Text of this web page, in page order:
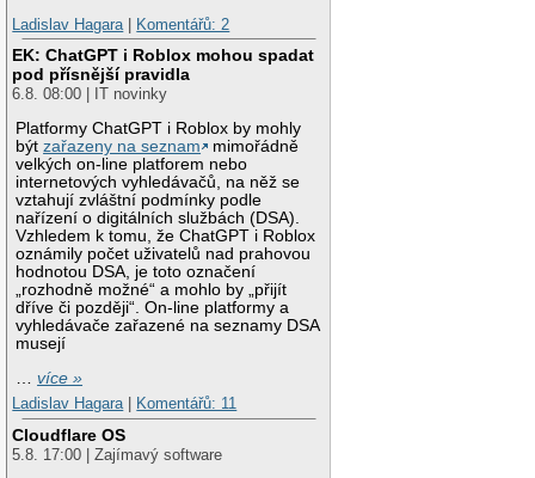
Ladislav Hagara
Komentářů: 2
EK: ChatGPT i Roblox mohou spadat
pod přísnější pravidla
6.8. 08:00 | IT novinky
Platformy ChatGPT i Roblox by mohly
býtzařazeny na seznam
mimořádně
velkých on-line platforem nebo
internetových vyhledávačů, na něž se
vztahují zvláštní podmínky podle
nařízení o digitálních službách (DSA).
Vzhledem k tomu, že ChatGPT i Roblox
oznámily počet uživatelů nad prahovou
hodnotou DSA, je toto označení
„rozhodně možné“ a mohlo by „přijít
dříve či později“. On-line platformy a
vyhledávače zařazené na seznamy DSA
musejí
…více »
Ladislav Hagara| Komentářů: 11
Cloudflare OS
5.8. 17:00 | Zajímavý software